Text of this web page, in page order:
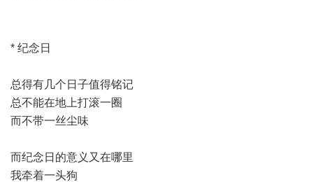
* 纪念日
总得有几个日子值得铭记
总不能在地上打滚一圈
而不带一丝尘味
而纪念日的意义又在哪里
我牵着一头狗